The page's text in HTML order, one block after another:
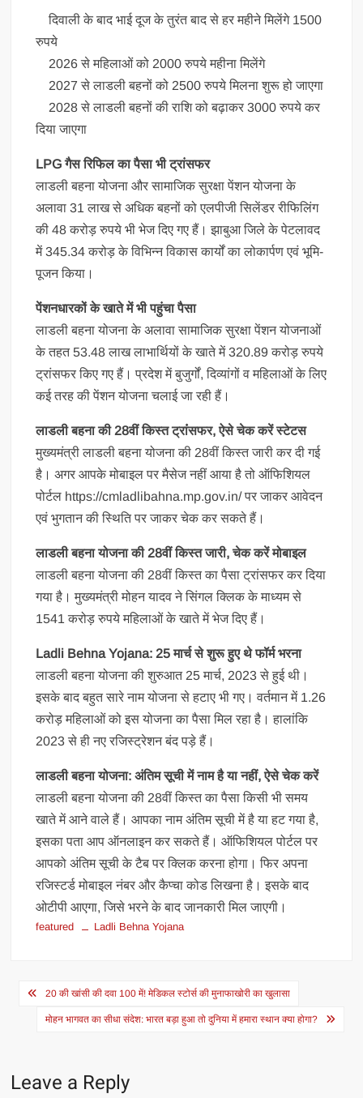
दिवाली के बाद भाई दूज के तुरंत बाद से हर महीने मिलेंगे 1500
रुपये
2026 से महिलाओं को 2000 रुपये महीना मिलेंगे
2027 से लाडली बहनों को 2500 रुपये मिलना शुरू हो जाएगा
2028 से लाडली बहनों की राशि को बढ़ाकर 3000 रुपये कर
दिया जाएगा
LPG गैस रिफिल का पैसा भी ट्रांसफर
लाडली बहना योजना और सामाजिक सुरक्षा पेंशन योजना के
अलावा 31 लाख से अधिक बहनों को एलपीजी सिलेंडर रीफिलिंग
की 48 करोड़ रुपये भी भेज दिए गए हैं। झाबुआ जिले के पेटलावद
में 345.34 करोड़ के विभिन्न विकास कार्यों का लोकार्पण एवं भूमि-
पूजन किया।
पेंशनधारकों के खाते में भी पहुंचा पैसा
लाडली बहना योजना के अलावा सामाजिक सुरक्षा पेंशन योजनाओं
के तहत 53.48 लाख लाभार्थियों के खाते में 320.89 करोड़ रुपये
ट्रांसफर किए गए हैं। प्रदेश में बुजुर्गों, दिव्यांगों व महिलाओं के लिए
कई तरह की पेंशन योजना चलाई जा रही हैं।
लाडली बहना की 28वीं क‍िस्‍त ट्रांंसफर, ऐसे चेक करें स्‍टेटस
मुख्‍यमंत्री लाडली बहना योजना की 28वीं क‍िस्‍त जारी कर दी गई
है। अगर आपके मोबाइल पर मैसेज नहीं आया है तो ऑफ‍िश‍ियल
पोर्टल https://cmladlibahna.mp.gov.in/ पर जाकर आवेदन
एवं भुगतान की स्‍थ‍ित‍ि पर जाकर चेक कर सकते हैं।
लाडली बहना योजना की 28वीं क‍िस्‍त जारी, चेक करें मोबाइल
लाडली बहना योजना की 28वीं क‍िस्‍त का पैसा ट्रांसफर कर द‍िया
गया है। मुख्‍यमंत्री मोहन यादव ने स‍िंगल क्‍ल‍िक के माध्‍यम से
1541 करोड़ रुपये मह‍िलाओं के खाते में भेज द‍िए हैं।
Ladli Behna Yojana: 25 मार्च से शुरू हुए थे फॉर्म भरना
लाडली बहना योजना की शुरुआत 25 मार्च, 2023 से हुई थी।
इसके बाद बहुत सारे नाम योजना से हटाए भी गए। वर्तमान में 1.26
करोड़ महिलाओं को इस योजना का पैसा मिल रहा है। हालांकि
2023 से ही नए रजिस्ट्रेशन बंद पड़े हैं।
लाडली बहना योजना: अंतिम सूची में नाम है या नहीं, ऐसे चेक करें
लाडली बहना योजना की 28वीं किस्त का पैसा किसी भी समय
खाते में आने वाले हैं। आपका नाम अंतिम सूची में है या हट गया है,
इसका पता आप ऑनलाइन कर सकते हैं। ऑफिशियल पोर्टल पर
आपको अंतिम सूची के टैब पर क्लिक करना होगा। फिर अपना
रजिस्टर्ड मोबाइल नंबर और कैप्चा कोड लिखना है। इसके बाद
ओटीपी आएगा, जिसे भरने के बाद जानकारी मिल जाएगी।
featured Ladli Behna Yojana
Post
navigation
20 की खांसी की दवा 100 में! मेडिकल स्टोर्स की मुनाफाखोरी का खुलासा
मोहन भागवत का सीधा संदेश: भारत बड़ा हुआ तो दुनिया में हमारा स्थान क्या होगा?
Leave a Reply